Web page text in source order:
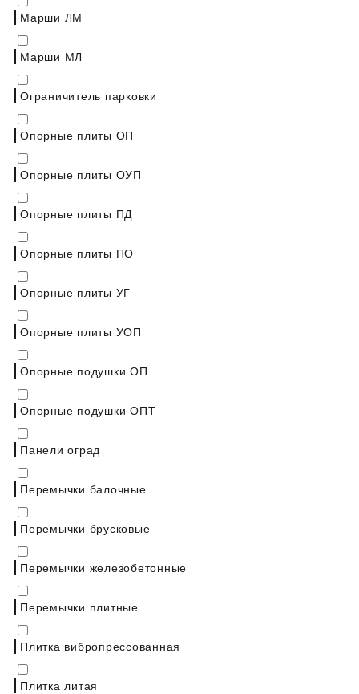
Марши ЛМ
Марши МЛ
Ограничитель парковки
Опорные плиты ОП
Опорные плиты ОУП
Опорные плиты ПД
Опорные плиты ПО
Опорные плиты УГ
Опорные плиты УОП
Опорные подушки ОП
Опорные подушки ОПТ
Панели оград
Перемычки балочные
Перемычки брусковые
Перемычки железобетонные
Перемычки плитные
Плитка вибропрессованная
Плитка литая